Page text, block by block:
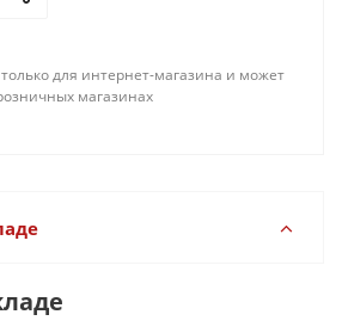
для интернет-магазина и может
магазинах